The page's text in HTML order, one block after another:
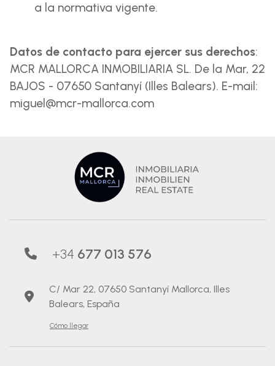
a la normativa vigente.
Datos de contacto para ejercer sus derechos:
MCR MALLORCA INMOBILIARIA SL. De la Mar, 22
BAJOS - 07650 Santanyí (Illes Balears). E-mail:
miguel@mcr-mallorca.com
+34 677 013 576
C/ Mar 22, 07650 Santanyí Mallorca, Illes
Balears, España
Cómo llegar